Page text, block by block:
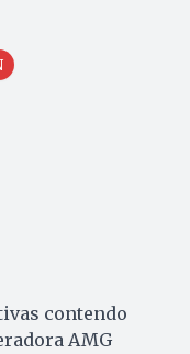
contendo
AMG